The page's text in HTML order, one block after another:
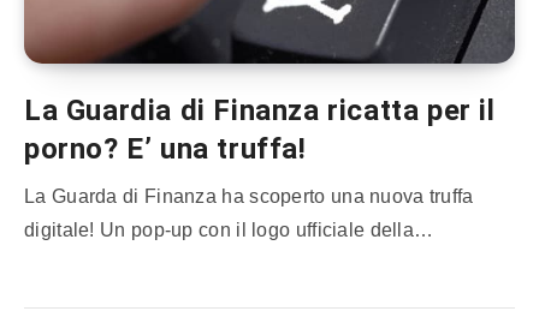
La Guardia di Finanza ricatta per il
porno? E’ una truffa!
La Guarda di Finanza ha scoperto una nuova truffa
digitale! Un pop-up con il logo ufficiale della…